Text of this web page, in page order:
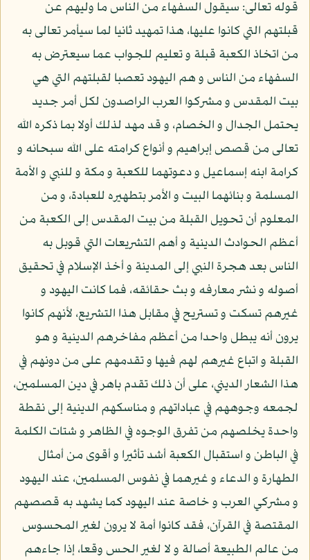
قوله تعالى: سيقول السفهاء من الناس ما وليهم عن
قبلتهم التي كانوا عليها، هذا تمهيد ثانيا لما سيأمر تعالى به
من اتخاذ الكعبة قبلة و تعليم للجواب عما سيعترض به
السفهاء من الناس و هم اليهود تعصبا لقبلتهم التي هي
بيت المقدس و مشركوا العرب الراصدون لكل أمر جديد
يحتمل الجدال و الخصام، و قد مهد لذلك أولا بما ذكره الله
تعالى من قصص إبراهيم و أنواع كرامته على الله سبحانه و
كرامة ابنه إسماعيل و دعوتهما للكعبة و مكة و للنبي و الأمة
المسلمة و بنائهما البيت و الأمر بتطهيره للعبادة، و من
المعلوم أن تحويل القبلة من بيت المقدس إلى الكعبة من
أعظم الحوادث الدينية و أهم التشريعات التي قوبل به
الناس بعد هجرة النبي إلى المدينة و أخذ الإسلام في تحقيق
أصوله و نشر معارفه و بث حقائقه، فما كانت اليهود و
غيرهم تسكت و تستريح في مقابل هذا التشريع، لأنهم كانوا
يرون أنه يبطل واحدا من أعظم مفاخرهم الدينية و هو
القبلة و اتباع غيرهم لهم فيها و تقدمهم على من دونهم في
هذا الشعار الديني، على أن ذلك تقدم باهر في دين المسلمين،
لجمعه وجوههم في عباداتهم و مناسكهم الدينية إلى نقطة
واحدة يخلصهم من تفرق الوجوه في الظاهر و شتات الكلمة
في الباطن و استقبال الكعبة أشد تأثيرا و أقوى من أمثال
الطهارة و الدعاء و غيرهما في نفوس المسلمين، عند اليهود
و مشركي العرب و خاصة عند اليهود كما يشهد به قصصهم
المقتصة في القرآن، فقد كانوا أمة لا يرون لغير المحسوس
من عالم الطبيعة أصالة و لا لغير الحس وقعا، إذا جاءهم